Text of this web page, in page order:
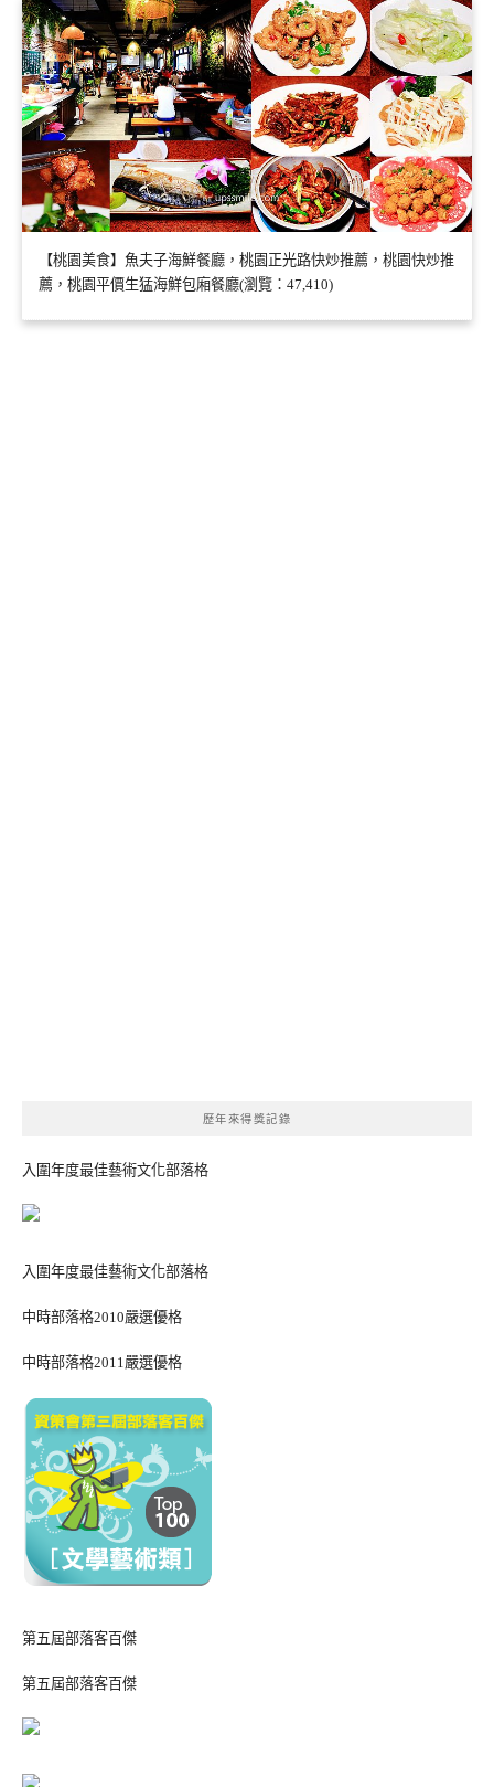
【桃園美食】魚夫子海鮮餐廳，桃園正光路快炒推薦，桃園快炒推
薦，桃園平價生猛海鮮包廂餐廳(瀏覽：47,410)
歷年來得獎記錄
入圍年度最佳藝術文化部落格
入圍年度最佳藝術文化部落格
中時部落格2010嚴選優格
中時部落格2011嚴選優格
第五屆部落客百傑
第五屆部落客百傑